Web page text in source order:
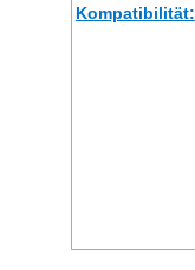
Kompatibilität: